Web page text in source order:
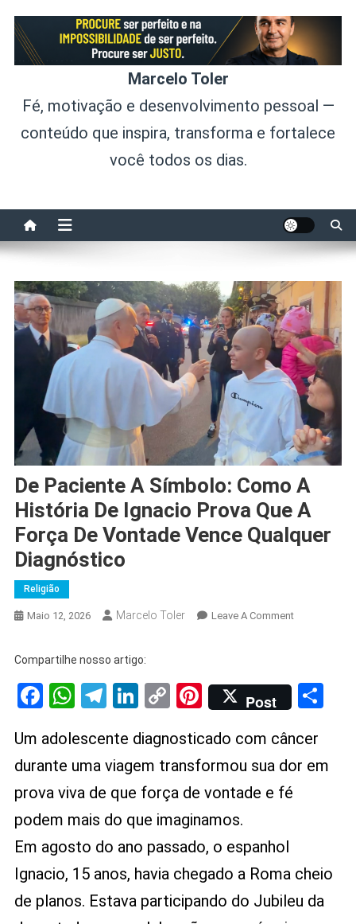
content
Marcelo Toler
Fé, motivação e desenvolvimento pessoal —
conteúdo que inspira, transforma e fortalece
você todos os dias.
De Paciente A Símbolo: Como A
História De Ignacio Prova Que A
Força De Vontade Vence Qualquer
Diagnóstico
Religião
Maio 12, 2026 Marcelo Toler Leave A CommentOn
Símbolo:
Como
História
De
De
Vence
Compartilhe nosso artigo:
Facebook
WhatsApp
Telegram
LinkedIn
CopyPinterest
Post
Um adolescente diagnosticado com câncer
durante uma viagem transformou sua dor em
prova viva de que força de vontade e fé
podem mais do que imaginamos.
Em agosto do ano passado, o espanhol
Ignacio, 15 anos, havia chegado a Roma cheio
de planos. Estava participando do Jubileu da